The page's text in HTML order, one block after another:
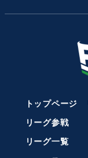
トップページ
リーグ参戦
リーグ一覧